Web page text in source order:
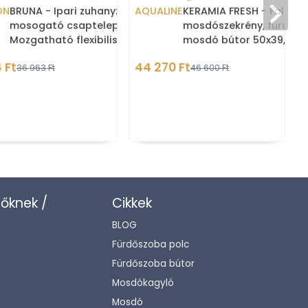
BRUNA - Ipari zuhanyzós
mosogató csaptelep -
Mozgatható flexibilis
Krómozot
Ft36 963 Ft
AQUALINEKERAMIA FRESH - Fali
mosdószekrény,
mosdó bútor
mosdóval (
44 270 Ft46 600 Ft
/
Cikkek
BLOG
Fürdőszoba polc
Fürdőszoba bútor
Mosdókagyló
Mosdó